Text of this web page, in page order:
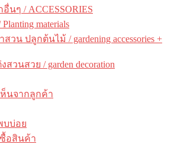
ๆ / ACCESSORIES
materials
วน ปลูกต้นไม้ / gardening accessories +
วนสวย / garden decoration
นจากลูกค้า
บบ่อย
อสินค้า